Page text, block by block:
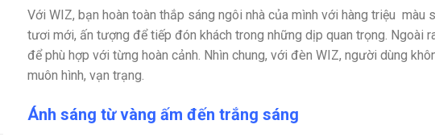
Với WIZ, bạn hoàn toàn thắp sáng ngôi nhà của mình với hàng triệu màu
tươi mới, ấn tượng để tiếp đón khách trong những dịp quan trọng. Ngoài
để phù hợp với từng hoàn cảnh. Nhìn chung, với đèn WIZ, người dùng
muôn hình, vạn trạng.
Ánh sáng từ vàng ấm đến trắng sáng